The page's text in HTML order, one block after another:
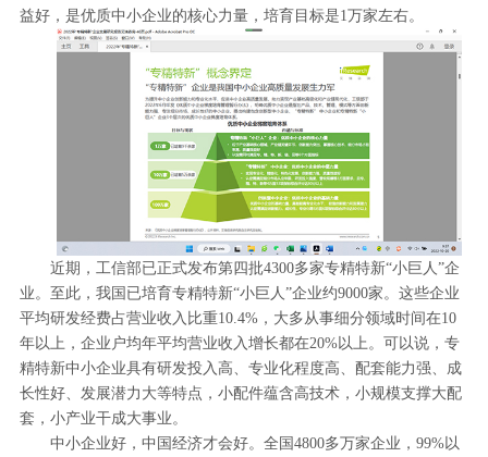
益好，是优质中小企业的核心力量，培育目标是1万家左右。
近期，工信部已正式发布第四批4300多家专精特新“小巨人”企
业。至此，我国已培育专精特新“小巨人”企业约9000家。这些企业
平均研发经费占营业收入比重10.4%，大多从事细分领域时间在10
年以上，企业户均年平均营业收入增长都在20%以上。可以说，专
精特新中小企业具有研发投入高、专业化程度高、配套能力强、成
长性好、发展潜力大等特点，小配件蕴含高技术，小规模支撑大配
套，小产业干成大事业。
中小企业好，中国经济才会好。全国4800多万家企业，99%以